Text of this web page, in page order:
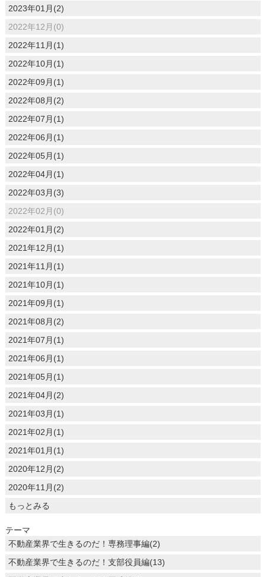
2023年01月(2)
2022年12月(0)
2022年11月(1)
2022年10月(1)
2022年09月(1)
2022年08月(2)
2022年07月(1)
2022年06月(1)
2022年05月(1)
2022年04月(1)
2022年03月(3)
2022年02月(0)
2022年01月(2)
2021年12月(1)
2021年11月(1)
2021年10月(1)
2021年09月(1)
2021年08月(2)
2021年07月(1)
2021年06月(1)
2021年05月(1)
2021年04月(2)
2021年03月(1)
2021年02月(1)
2021年01月(1)
2020年12月(2)
2020年11月(2)
もっとみる
テーマ
不動産業界で生きるのだ！専務理事編(2)
不動産業界で生きるのだ！支部役員編(13)